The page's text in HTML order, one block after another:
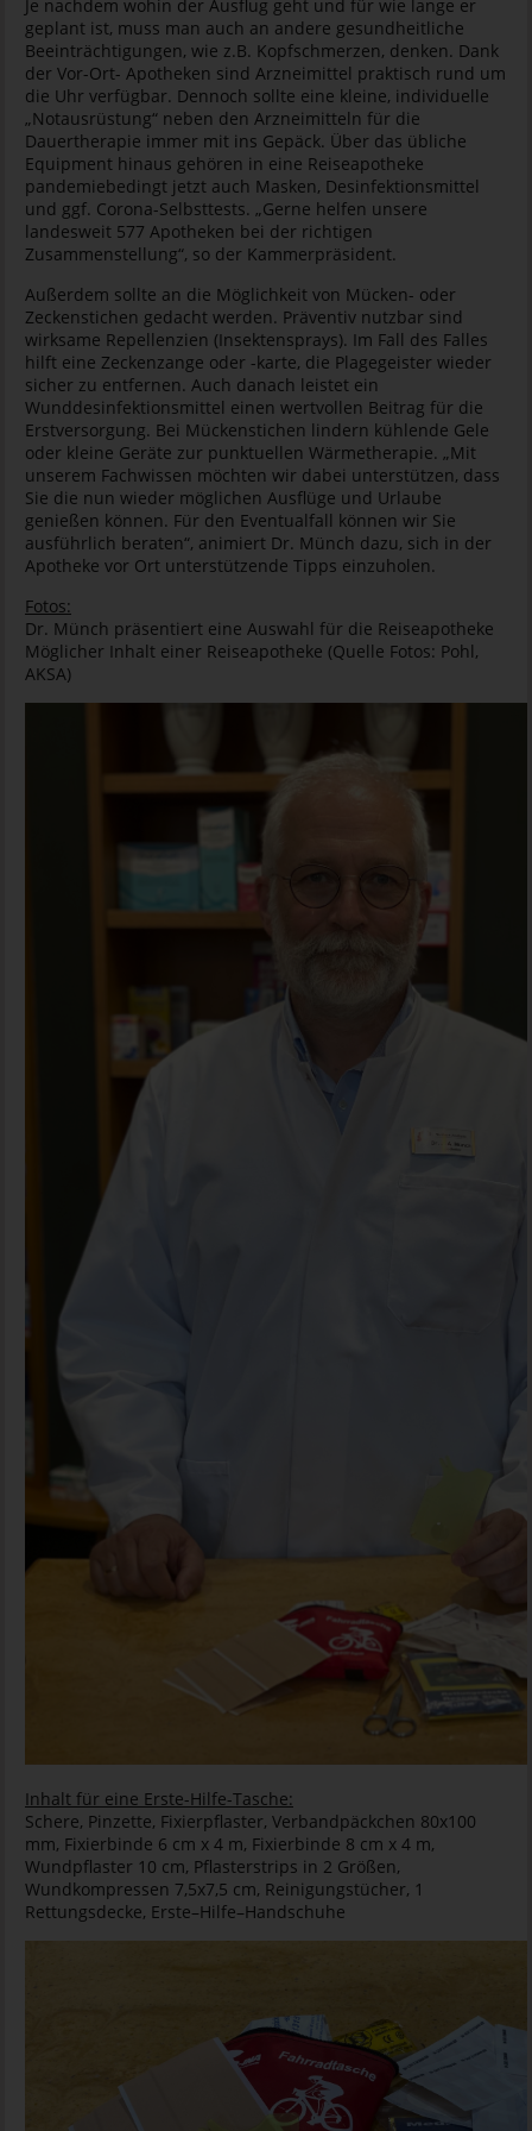
Je nachdem wohin der Ausflug geht und für wie lange er
geplant ist, muss man auch an andere gesundheitliche
Beeinträchtigungen, wie z.B. Kopfschmerzen, denken. Dank
der Vor-Ort- Apotheken sind Arzneimittel praktisch rund um
die Uhr verfügbar. Dennoch sollte eine kleine, individuelle
„Notausrüstung“ neben den Arzneimitteln für die
Dauertherapie immer mit ins Gepäck. Über das übliche
Equipment hinaus gehören in eine Reiseapotheke
pandemiebedingt jetzt auch Masken, Desinfektionsmittel
und ggf. Corona-Selbsttests. „Gerne helfen unsere
landesweit 577 Apotheken bei der richtigen
Zusammenstellung“, so der Kammerpräsident.
Außerdem sollte an die Möglichkeit von Mücken- oder
Zeckenstichen gedacht werden. Präventiv nutzbar sind
wirksame Repellenzien (Insektensprays). Im Fall des Falles
hilft eine Zeckenzange oder -karte, die Plagegeister wieder
sicher zu entfernen. Auch danach leistet ein
Wunddesinfektionsmittel einen wertvollen Beitrag für die
Erstversorgung. Bei Mückenstichen lindern kühlende Gele
oder kleine Geräte zur punktuellen Wärmetherapie. „Mit
unserem Fachwissen möchten wir dabei unterstützen, dass
Sie die nun wieder möglichen Ausflüge und Urlaube
genießen können. Für den Eventualfall können wir Sie
ausführlich beraten“, animiert Dr. Münch dazu, sich in der
Apotheke vor Ort unterstützende Tipps einzuholen.
Fotos:
Dr. Münch präsentiert eine Auswahl für die Reiseapotheke
Möglicher Inhalt einer Reiseapotheke (Quelle Fotos: Pohl,
AKSA)
Inhalt für eine Erste-Hilfe-Tasche:
Schere, Pinzette, Fixierpflaster, Verbandpäckchen 80x100
mm, Fixierbinde 6 cm x 4 m, Fixierbinde 8 cm x 4 m,
Wundpflaster 10 cm, Pflasterstrips in 2 Größen,
Wundkompressen 7,5x7,5 cm, Reinigungstücher, 1
Rettungsdecke, Erste–Hilfe–Handschuhe